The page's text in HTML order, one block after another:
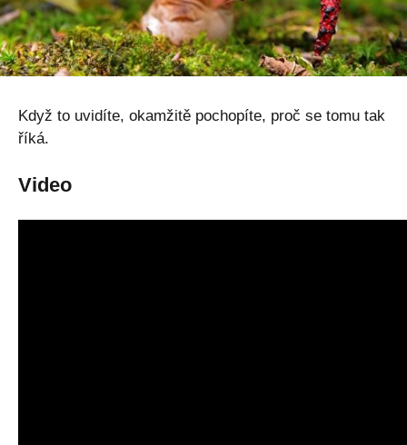
Když to uvidíte, okamžitě pochopíte, proč se tomu tak
říká.
Video